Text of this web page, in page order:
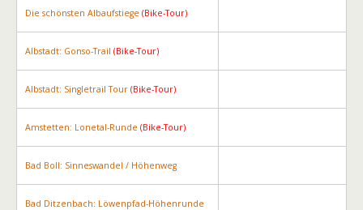
Die schönsten Albaufstiege (Bike-Tour)
Albstadt: Gonso-Trail (Bike-Tour)
Albstadt: Singletrail Tour (Bike-Tour)
Amstetten: Lonetal-Runde (Bike-Tour)
Bad Boll: Sinneswandel / Höhenweg
Bad Ditzenbach: Löwenpfad-Höhenrunde